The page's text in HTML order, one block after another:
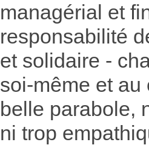
managérial et
responsabilité
et solidaire -
soi-même et au
belle parabole,
ni trop